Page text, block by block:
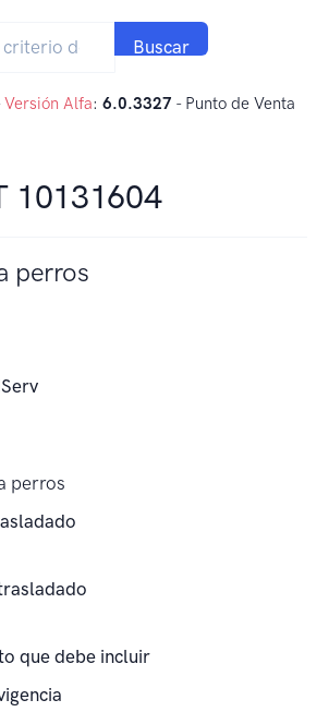
Buscar
Versión Alfa: 6.0.3327 - Punto de Venta
10131604
perros
perros
que debe incluir